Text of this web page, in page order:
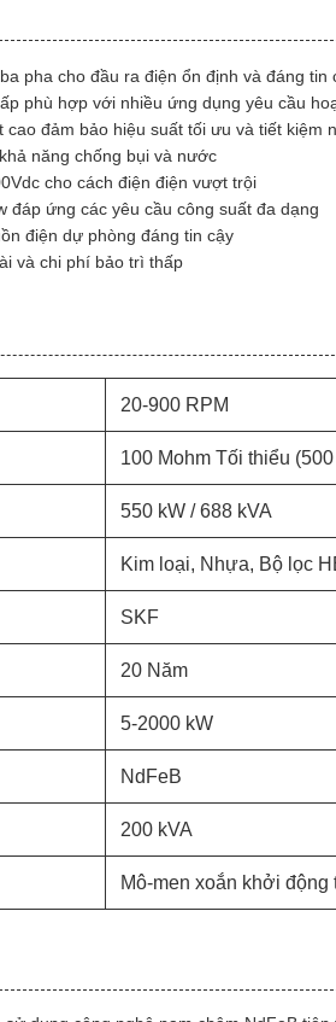
pha cho đầu ra điện ổn định và đáng tin
phù hợp với nhiều ứng dụng yêu cầu
đảm bảo hiệu suất tối ưu và tiết kiệm
năng chống bụi và nước
cho cách điện điện vượt trội
đáp ứng các yêu cầu công suất đa dạng
điện dự phòng đáng tin cậy
và chi phí bảo trì thấp
20-900 RPM
100 Mohm Tối thiểu
550 kW / 688 kVA
Kim loại, Nhựa, Bộ lọc
SKF
20 Năm
5-2000 kW
NdFeB
200 kVA
Mô-men xoắn khởi động